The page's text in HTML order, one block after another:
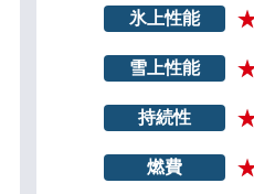
氷上性能
雪上性能
持続性
燃費